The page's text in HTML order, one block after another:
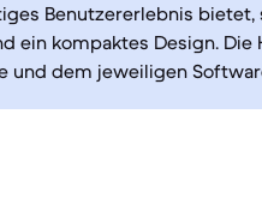
Benutzererlebnis bietet,
ein kompaktes Design.
und dem jeweiligen